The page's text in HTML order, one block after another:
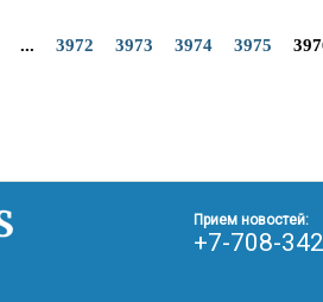
... 3972 3973 3974 3975
Прием новостей:
+7-708-